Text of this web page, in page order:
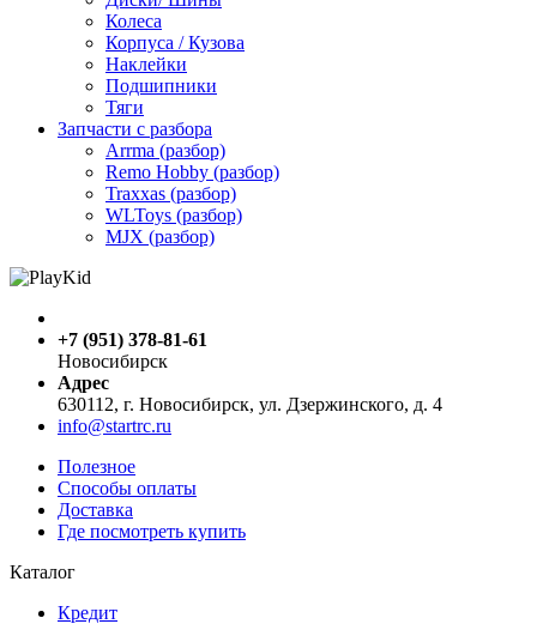
Колеса
Корпуса / Кузова
Наклейки
Подшипники
Тяги
Запчасти с разбора
Arrma (разбор)
Remo Hobby (разбор)
Traxxas (разбор)
WLToys (разбор)
MJX (разбор)
+7 (951) 378-81-61
Новосибирск
Адрес
630112, г. Новосибирск, ул. Дзержинского, д. 4
info@startrc.ru
Полезное
Способы оплаты
Доставка
Где посмотреть купить
Каталог
Кредит